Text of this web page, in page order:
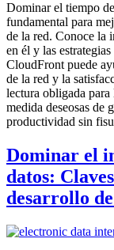
Dominar el tiempo
fundamental para
de la red. Conoce la
en él y las
CloudFront puede
de la red y la
lectura obligada para
medida deseosas de
productividad sin
Dominar el
datos:
desarrollo